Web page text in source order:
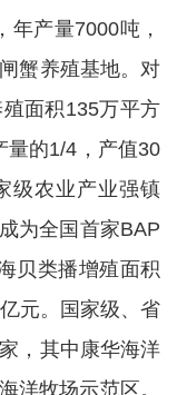
产量7000吨，
蟹养殖基地。对
面积135万平方
量的1/4，产值30
级农业产业强镇
为全国首家BAP
贝类播增殖面积
元。国家级、省
，其中康华海洋
洋牧场示范区。